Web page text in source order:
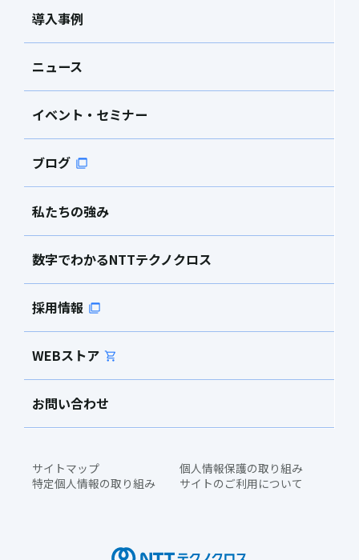
導入事例
ニュース
イベント・セミナー
ブログ
私たちの強み
数字でわかるNTTテクノクロス
採用情報
WEBストア
お問い合わせ
サイトマップ
個人情報保護の取り組み
特定個人情報の取り組み
サイトのご利用について